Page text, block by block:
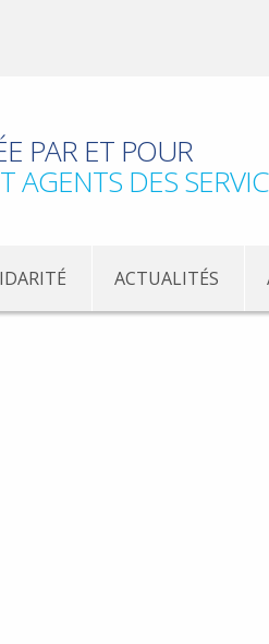
PAR ET POUR
AGENTS DES
ACTUALITÉS